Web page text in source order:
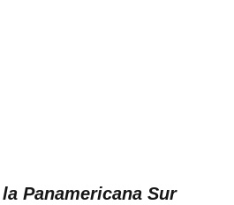
Panamericana Sur